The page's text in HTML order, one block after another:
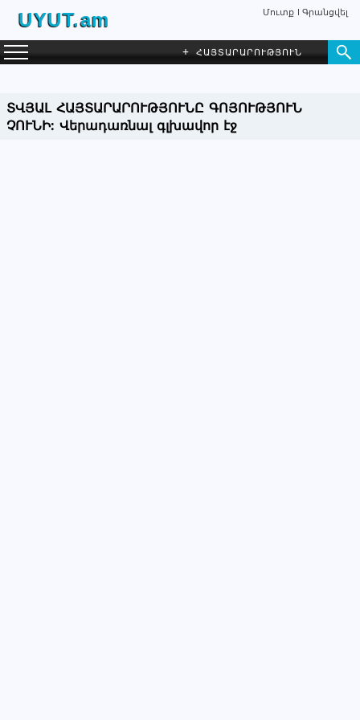
UYUT.am Մուտք Գրանցվել
+ ՀԱՅՏԱՐԱՐՈՒԹՅՈՒՆ
ՏՎՅԱԼ ՀԱՅՏԱՐԱՐՈՒԹՅՈՒՆԸ ԳՈՅՈՒԹՅՈՒՆ
ՉՈՒՆԻ: Վերադառնալ գլխավոր էջ